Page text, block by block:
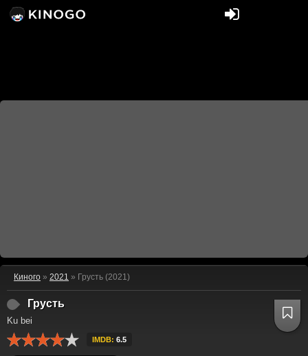
Киного » 2021 » Грусть (2021)
Грусть
Ku bei
IMDB: 6.5